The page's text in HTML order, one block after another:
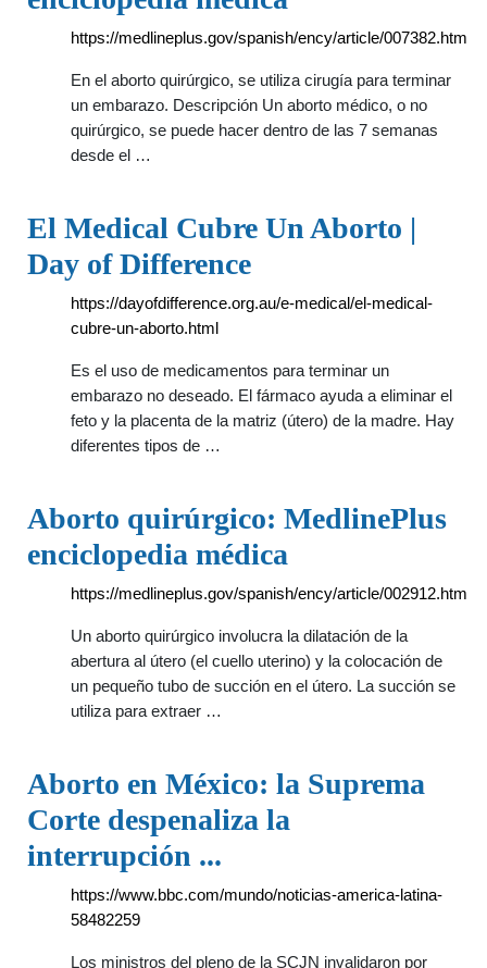
https://medlineplus.gov/spanish/ency/article/007382.htm
En el aborto quirúrgico, se utiliza cirugía para terminar
un embarazo. Descripción Un aborto médico, o no
quirúrgico, se puede hacer dentro de las 7 semanas
desde el …
El Medical Cubre Un Aborto |
Day of Difference
https://dayofdifference.org.au/e-medical/el-medical-
cubre-un-aborto.html
Es el uso de medicamentos para terminar un
embarazo no deseado. El fármaco ayuda a eliminar el
feto y la placenta de la matriz (útero) de la madre. Hay
diferentes tipos de …
Aborto quirúrgico: MedlinePlus
enciclopedia médica
https://medlineplus.gov/spanish/ency/article/002912.htm
Un aborto quirúrgico involucra la dilatación de la
abertura al útero (el cuello uterino) y la colocación de
un pequeño tubo de succión en el útero. La succión se
utiliza para extraer …
Aborto en México: la Suprema
Corte despenaliza la
interrupción ...
https://www.bbc.com/mundo/noticias-america-latina-
58482259
Los ministros del pleno de la SCJN invalidaron por